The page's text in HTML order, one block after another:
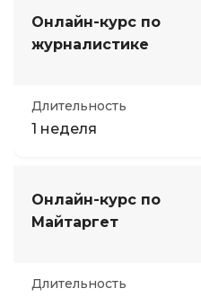
Онлайн-курс по
журналистике
Длительность
1 неделя
Онлайн-курс по
Майтаргет
Длительность